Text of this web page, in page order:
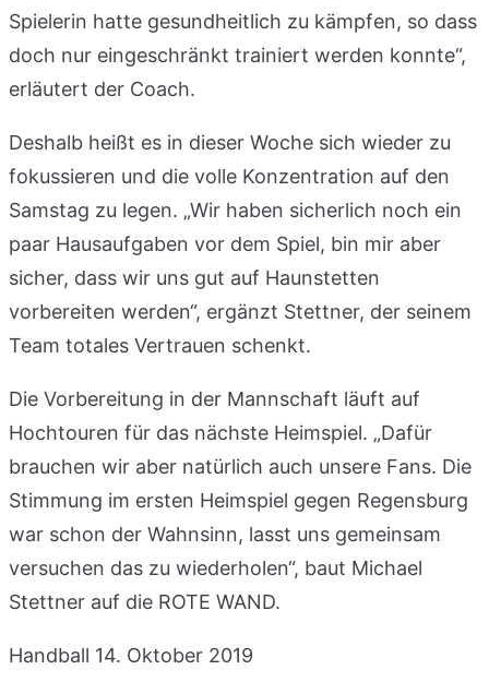
Spielerin hatte gesundheitlich zu kämpfen, so dass
doch nur eingeschränkt trainiert werden konnte“,
erläutert der Coach.
Deshalb heißt es in dieser Woche sich wieder zu
fokussieren und die volle Konzentration auf den
Samstag zu legen. „Wir haben sicherlich noch ein
paar Hausaufgaben vor dem Spiel, bin mir aber
sicher, dass wir uns gut auf Haunstetten
vorbereiten werden“, ergänzt Stettner, der seinem
Team totales Vertrauen schenkt.
Die Vorbereitung in der Mannschaft läuft auf
Hochtouren für das nächste Heimspiel. „Dafür
brauchen wir aber natürlich auch unsere Fans. Die
Stimmung im ersten Heimspiel gegen Regensburg
war schon der Wahnsinn, lasst uns gemeinsam
versuchen das zu wiederholen“, baut Michael
Stettner auf die ROTE WAND.
Handball 14. Oktober 2019